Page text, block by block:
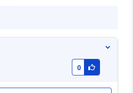
0